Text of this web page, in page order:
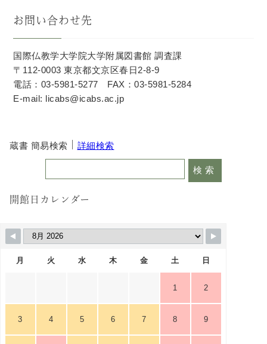
お問い合わせ先
国際仏教学大学院大学附属図書館 調査課
〒112-0003 東京都文京区春日2-8-9
電話：03-5981-5277 FAX：03-5981-5284
E-mail: licabs@icabs.ac.jp
蔵書 簡易検索 詳細検索
開館日カレンダー
月 火 水 木 金 土 日
1 2
3 4 5 6 7 8 9